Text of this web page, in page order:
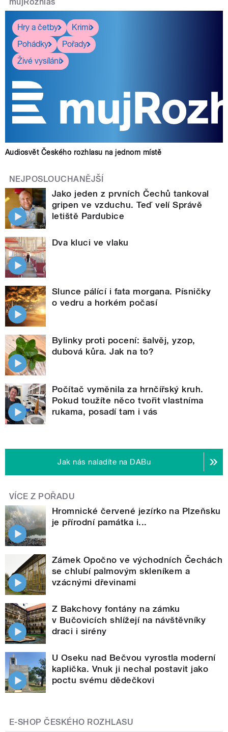
Hry a četby
Krimi
Pohádky
Pořady
Živé vysílání
Audiosvět Českého rozhlasu na jednom místě
NEJPOSLOUCHANĚJŠÍ
Jako jeden z prvních Čechů tankoval
gripen ve vzduchu. Teď velí Správě
letiště Pardubice
Dva kluci ve vlaku
Slunce pálící i fata morgana. Písničky
o vedru a horkém počasí
Bylinky proti pocení: šalvěj, yzop,
dubová kůra. Jak na to?
Počítač vyměnila za hrnčířský kruh.
Pokud toužíte něco tvořit vlastníma
rukama, posadí tam i vás
Jak nás naladíte na DABu
VÍCE Z POŘADU
Hromnické červené jezírko na Plzeňsku
je přírodní památka i...
Zámek Opočno ve východních Čechách
se chlubí palmovým skleníkem a
vzácnými dřevinami
Z Bakchovy fontány na zámku
v Bučovicích shlížejí na návštěvníky
draci i sirény
U Oseku nad Bečvou vyrostla moderní
kaplička. Vnuk ji nechal postavit jako
poctu svému dědečkovi
E-SHOP ČESKÉHO ROZHLASU